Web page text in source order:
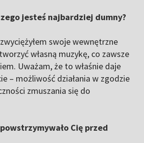
jesteś najbardziej dumny?
swoje wewnętrzne
własną muzykę, co zawsze
Uważam, że to właśnie daje
– możliwość działania w zgodzie
zmuszania się do
Cię przed